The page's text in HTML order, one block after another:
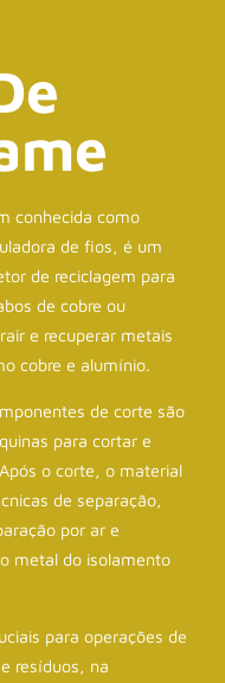
conhecida como
de fios, é um
de reciclagem para
de cobre ou
e recuperar metais
cobre e alumínio.
de corte são
para cortar e
o corte, o material
de separação,
por ar e
metal do isolamento
para operações de
resíduos, na